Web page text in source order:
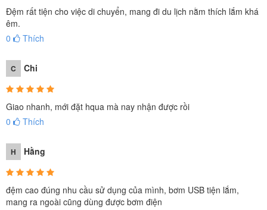
Giường hơi đơn INTEX 99cm cao cấp tích hợp
bơm điện cổng USB 64157
- Giường hơi INTEX 64157 sử dụng công nghệ mới FIBER-TECH
siêu dai, tăng độ bền cho sản phẩm và tạo độ êm ái, thoái mái cho
bề mặt tạo độ thoáng khí, mát mẻ về mùa Hè, ấm áp về mùa Đông
Đệm rất tiện cho việc di chuyển, mang đi du lịch nằm thích lắm khá
êm.
0
Thích
C Chi
Giao nhanh, mới đặt hqua mà nay nhận được rồi
0
Thích
H Hằng
đệm cao đúng nhu cầu sử dụng của mình, bơm USB tiện lắm,
mang ra ngoài cũng dùng được bơm điện